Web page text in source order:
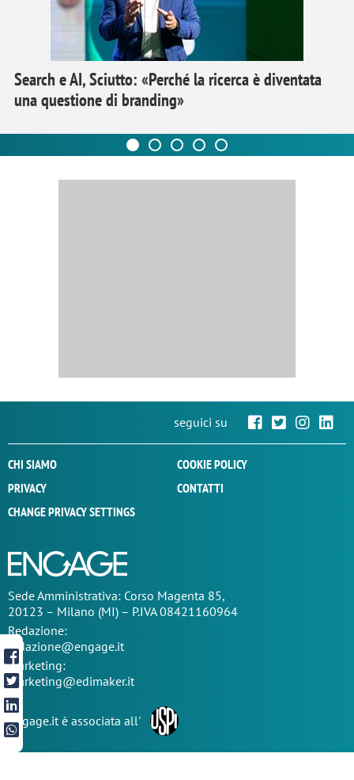
Search e AI, Sciutto: «Perché la ricerca è diventata
una questione di branding»
seguici su
CHI SIAMO
COOKIE POLICY
PRIVACY
CONTATTI
CHANGE PRIVACY SETTINGS
SedeAmministrativa: Corso Magenta 85,
20123 – Milano (MI) – P.IVA 08421160964
Redazione:
redazione@engage.it
Marketing:
marketing@edimaker.it
Engage.it è associata all'